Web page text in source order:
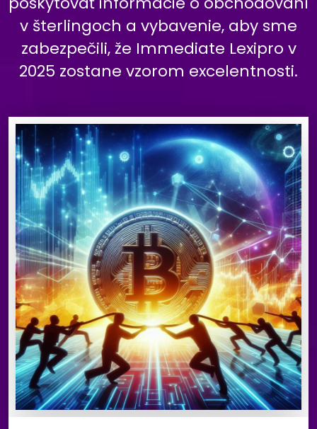
v šterlingoch a vybavenie, aby sme
zabezpečili, že Immediate Lexipro v
2025 zostane vzorom excelentnosti.